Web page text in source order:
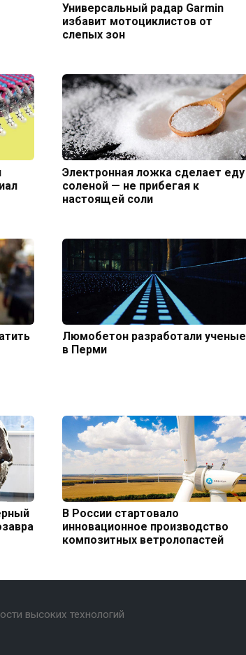
Универсальный радар Garmin
избавит мотоциклистов от
слепых зон
Электронная ложка сделает еду
соленой — не прибегая к
настоящей соли
Люмобетон разработали ученые
в Перми
В России стартовало
инновационное производство
композитных ветролопастей
высоких технологий